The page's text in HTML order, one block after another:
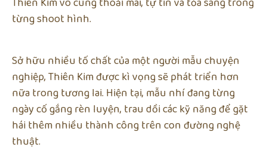
từng shoot hình.
Sở hữu nhiều tố chất của một người mẫu chuyện
nghiệp, Thiên Kim được kì vọng sẽ phát triển hơn
nữa trong tương lai. Hiện tại, mẫu nhí đang từng
ngày cố gắng rèn luyện, trau dồi các kỹ năng để gặt
hái thêm nhiều thành công trên con đường nghệ
thuật.